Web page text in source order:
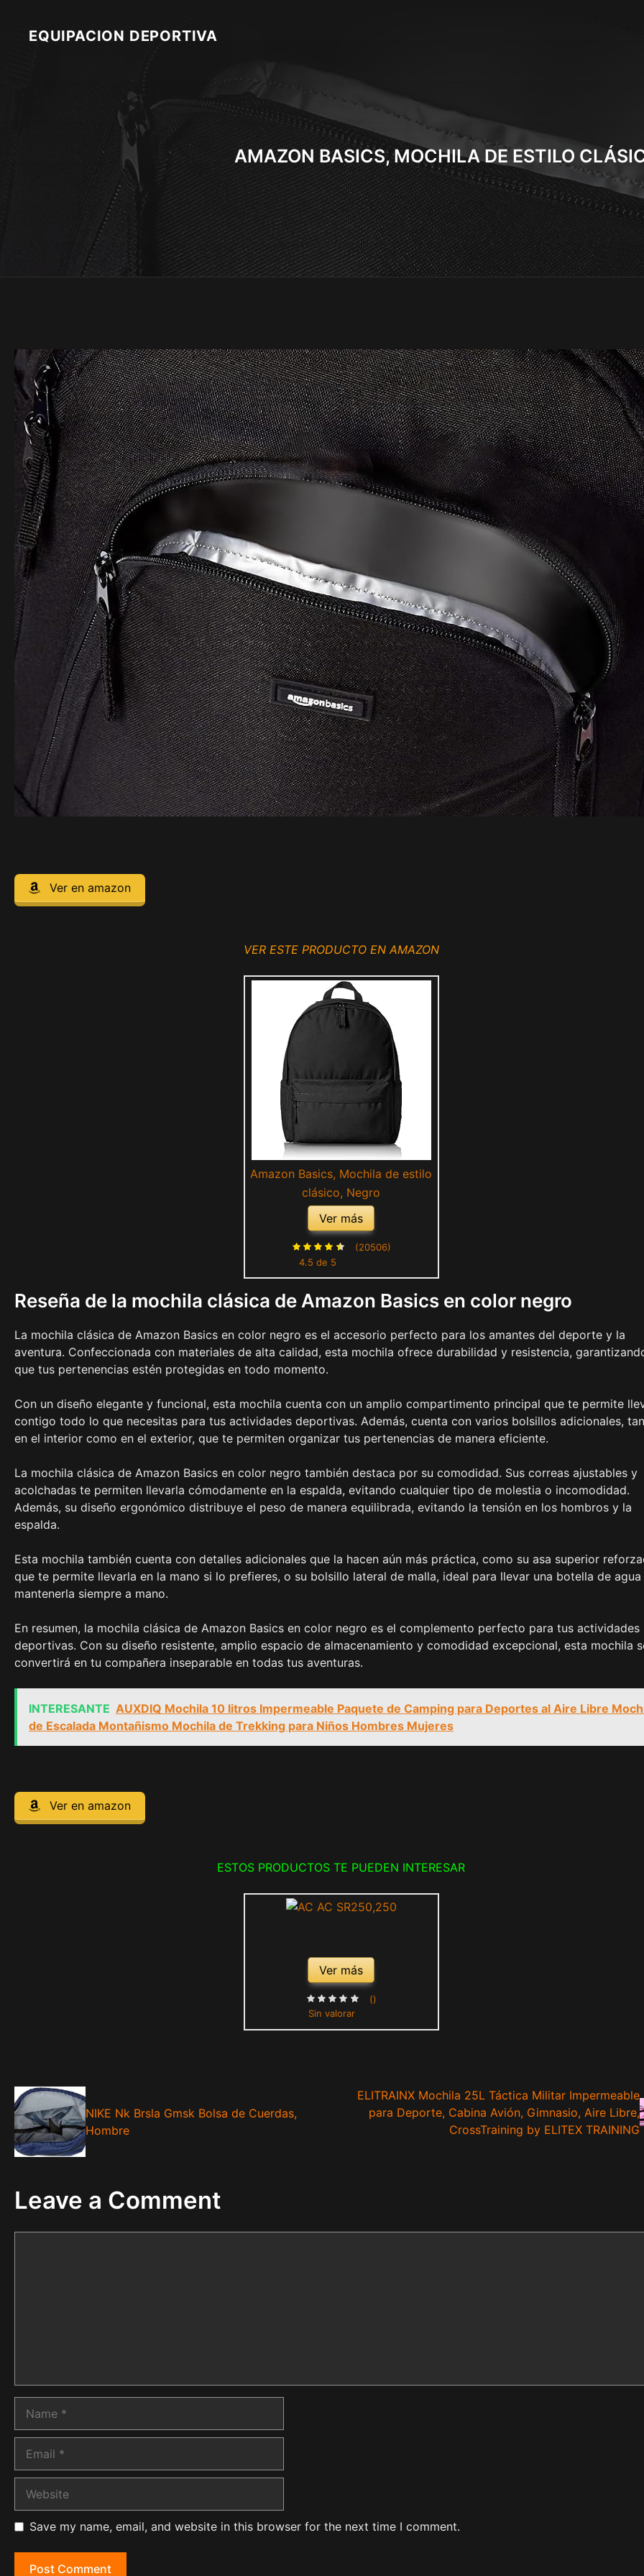
contentEQUIPACION DEPORTIVA
AMAZON BASICS, MOCHILA DE ESTILO
Ver en amazon
VER ESTE PRODUCTO EN AMAZON
Amazon Basics, Mochila de estilo
clásico, Negro
Ver más
4.5 de 5
(20506)
Reseña de la mochila clásica de Amazon Basics en color negro
La mochila clásica de Amazon Basics en color negro es el accesorio perfecto para los amantes del deporte y la
aventura. Confeccionada con materiales de alta calidad, esta mochila ofrece durabilidad y resistencia,
que tus pertenencias estén protegidas en todo momento.
Con un diseño elegante y funcional, esta mochila cuenta con un amplio compartimento principal que te permite
contigo todo lo que necesitas para tus actividades deportivas. Además, cuenta con varios bolsillos adicionales,
en el interior como en el exterior, que te permiten organizar tus pertenencias de manera eficiente.
La mochila clásica de Amazon Basics en color negro también destaca por su comodidad. Sus correas ajustables y
acolchadas te permiten llevarla cómodamente en la espalda, evitando cualquier tipo de molestia o incomodidad.
Además, su diseño ergonómico distribuye el peso de manera equilibrada, evitando la tensión en los hombros y la
espalda.
Esta mochila también cuenta con detalles adicionales que la hacen aún más práctica, como su asa superior
que te permite llevarla en la mano si lo prefieres, o su bolsillo lateral de malla, ideal para llevar una botella de agua
mantenerla siempre a mano.
En resumen, la mochila clásica de Amazon Basics en color negro es el complemento perfecto para tus actividades
deportivas. Con su diseño resistente, amplio espacio de almacenamiento y comodidad excepcional, esta mochila
convertirá en tu compañera inseparable en todas tus aventuras.
INTERESANTE AUXDIQ Mochila 10 litros Impermeable Paquete de Camping para Deportes al Aire Libre
de Escalada Montañismo Mochila de Trekking para Niños Hombres Mujeres
Ver en amazon
ESTOS PRODUCTOS TE PUEDEN INTERESAR
Ver más
Sin valorar
()
NIKE Nk Brsla Gmsk Bolsa de Cuerdas,
Hombre
ELITRAINX Mochila 25L Táctica Militar Impermeable
para Deporte, Cabina Avión, Gimnasio, Aire Libre,
CrossTraining by ELITEX TRAINING
Leave a Comment
Save my name, email, and website in this browser for the next time I comment.